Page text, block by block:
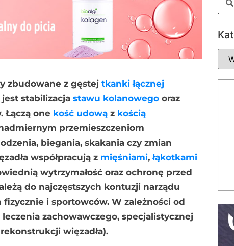
zbudowane z gęstejtkanki łącznej
stabilizacjastawu kolanowego oraz
Łączą one kość udową z kością
przemieszczeniom
biegania, skakania czy zmian
współpracują z mięśniami,łąkotkami
wytrzymałość oraz ochronę przed
do najczęstszych kontuzji narządu
i sportowców. W zależności od
zachowawczego, specjalistycznej
więzadła).